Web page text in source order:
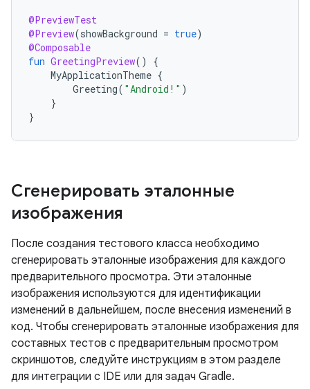
@PreviewTest
@Preview(showBackground = true)
@Composable
fun GreetingPreview()
{
MyApplicationTheme {
Greeting( "Android!" )
}
}
Сгенерировать эталонные
изображения
После создания тестового класса необходимо
сгенерировать эталонные изображения для каждого
предварительного просмотра. Эти эталонные
изображения используются для идентификации
изменений в дальнейшем, после внесения изменений в
код. Чтобы сгенерировать эталонные изображения для
составных тестов с предварительным просмотром
скриншотов, следуйте инструкциям в этом разделе
для интеграции с IDE или для задач Gradle.